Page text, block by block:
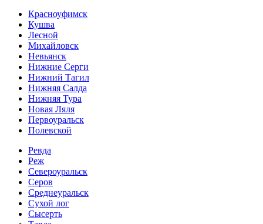
Красноуфимск
Кушва
Лесной
Михайловск
Невьянск
Нижние Серги
Нижний Тагил
Нижняя Салда
Нижняя Тура
Новая Ляля
Первоуральск
Полевской
Ревда
Реж
Североуральск
Серов
Среднеуральск
Сухой лог
Сысерть